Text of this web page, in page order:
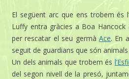
El següent arc que ens trobem és
Luffy entra gràcies a Boa Hancock
per rescatar el seu germà Ace. En
seguit de guardians que són
Un dels animals que trobem és
del segon nivell de la presó,